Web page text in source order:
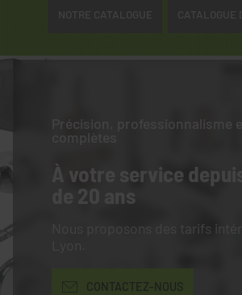
NOTRE CATALOGUE CATALOGUE
Précision, professionnalisme
complètes
À votre service
de 20 ans
Nous proposons des tarifs
CONTACTEZ-NOUS